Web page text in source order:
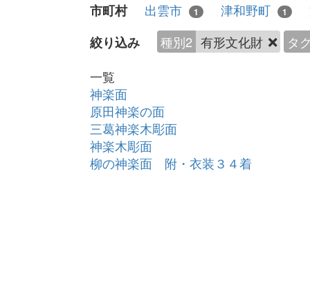
市町村 出雲市 1 津和野町 1
絞り込み
種別2 有形文化財
タ
一覧
神楽面
原田神楽の面
三葛神楽木彫面
神楽木彫面
柳の神楽面 附・衣装３４着